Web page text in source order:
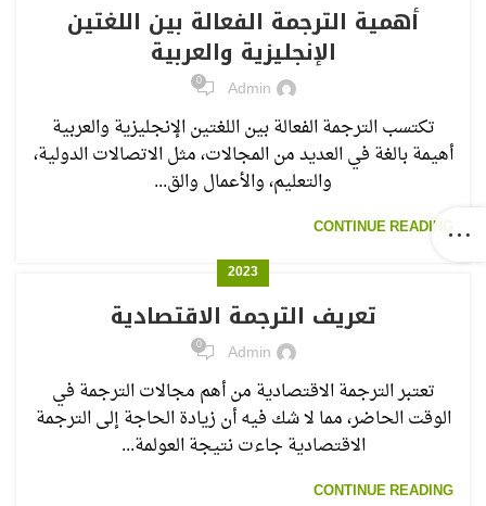
أهمية الترجمة الفعالة بين اللغتين
الإنجليزية والعربية
Admin
0
تكتسب الترجمة الفعالة بين اللغتين الإنجليزية والعربية
أهيمة بالغة في العديد من المجالات، مثل الاتصالات الدولية،
والتعليم، والأعمال والق...
CONTINUE READING
2023
تعريف الترجمة الاقتصادية
Admin
0
تعتبر الترجمة الاقتصادية من أهم مجالات الترجمة في
الوقت الحاضر، مما لا شك فيه أن زيادة الحاجة إلى الترجمة
الاقتصادية جاءت نتيجة العولمة...
CONTINUE READING